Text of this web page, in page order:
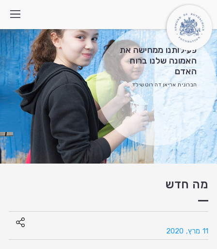
מי אנחנו
איך אנחנו פועלים
מה חדש
צרו קשר
פעילותנו ממחישה את
האמונה שלנו ברוח
האדם
הברונית אריאן דה רוטשילד
מה חדש
11 מרץ, 2020